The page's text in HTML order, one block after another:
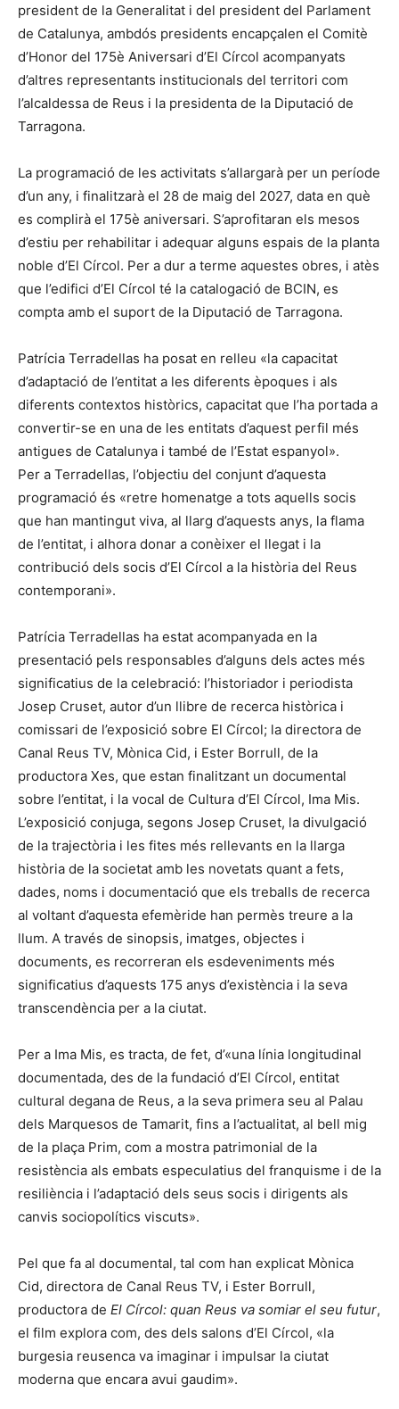
president de la Generalitat i del president del Parlament
de Catalunya, ambdós presidents encapçalen el Comitè
d’Honor del 175è Aniversari d’El Círcol acompanyats
d’altres representants institucionals del territori com
l’alcaldessa de Reus i la presidenta de la Diputació de
Tarragona.
La programació de les activitats s’allargarà per un període
d’un any, i finalitzarà el 28 de maig del 2027, data en què
es complirà el 175è aniversari. S’aprofitaran els mesos
d’estiu per rehabilitar i adequar alguns espais de la planta
noble d’El Círcol. Per a dur a terme aquestes obres, i atès
que l’edifici d’El Círcol té la catalogació de BCIN, es
compta amb el suport de la Diputació de Tarragona.
Patrícia Terradellas ha posat en relleu «la capacitat
d’adaptació de l’entitat a les diferents èpoques i als
diferents contextos històrics, capacitat que l’ha portada a
convertir-se en una de les entitats d’aquest perfil més
antigues de Catalunya i també de l’Estat espanyol».
Per a Terradellas, l’objectiu del conjunt d’aquesta
programació és «retre homenatge a tots aquells socis
que han mantingut viva, al llarg d’aquests anys, la flama
de l’entitat, i alhora donar a conèixer el llegat i la
contribució dels socis d’El Círcol a la història del Reus
contemporani».
Patrícia Terradellas ha estat acompanyada en la
presentació pels responsables d’alguns dels actes més
significatius de la celebració: l’historiador i periodista
Josep Cruset, autor d’un llibre de recerca històrica i
comissari de l’exposició sobre El Círcol; la directora de
Canal Reus TV, Mònica Cid, i Ester Borrull, de la
productora Xes, que estan finalitzant un documental
sobre l’entitat, i la vocal de Cultura d’El Círcol, Ima Mis.
L’exposició conjuga, segons Josep Cruset, la divulgació
de la trajectòria i les fites més rellevants en la llarga
història de la societat amb les novetats quant a fets,
dades, noms i documentació que els treballs de recerca
al voltant d’aquesta efemèride han permès treure a la
llum. A través de sinopsis, imatges, objectes i
documents, es recorreran els esdeveniments més
significatius d’aquests 175 anys d’existència i la seva
transcendència per a la ciutat.
Per a Ima Mis, es tracta, de fet, d’«una línia longitudinal
documentada, des de la fundació d’El Círcol, entitat
cultural degana de Reus, a la seva primera seu al Palau
dels Marquesos de Tamarit, fins a l’actualitat, al bell mig
de la plaça Prim, com a mostra patrimonial de la
resistència als embats especulatius del franquisme i de la
resiliència i l’adaptació dels seus socis i dirigents als
canvis sociopolítics viscuts».
Pel que fa al documental, tal com han explicat Mònica
Cid, directora de Canal Reus TV, i Ester Borrull,
productora de El Círcol: quan Reus va somiar el seu futur,
el film explora com, des dels salons d’El Círcol, «la
burgesia reusenca va imaginar i impulsar la ciutat
moderna que encara avui gaudim».